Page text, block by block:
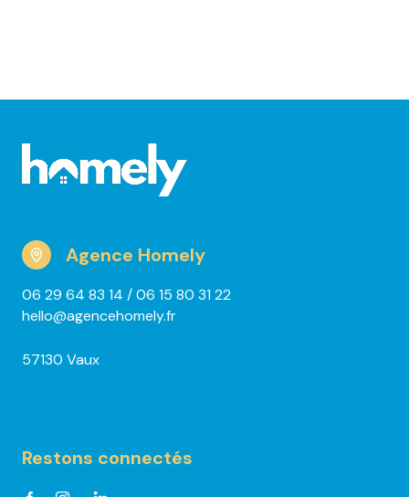
Agence Homely
06 29 64 83 14 / 06 15 80 31 22
hello@agencehomely.fr
57130 Vaux
Restons connectés